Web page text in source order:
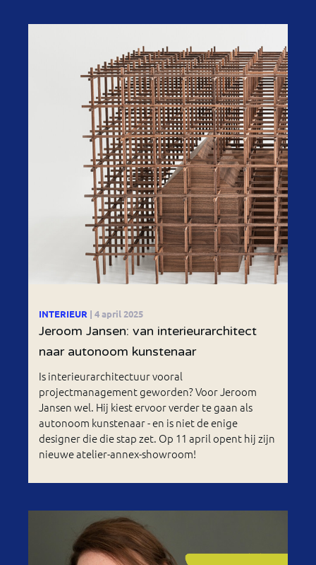
INTERIEUR | 4 april 2025
Jeroom Jansen: van interieurarchitect
naar autonoom kunstenaar
Is interieurarchitectuur vooral
projectmanagement geworden? Voor Jeroom
Jansen wel. Hij kiest ervoor verder te gaan als
autonoom kunstenaar - en is niet de enige
designer die die stap zet. Op 11 april opent hij zijn
nieuwe atelier-annex-showroom!